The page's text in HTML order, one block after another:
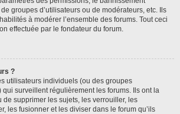
groupes d’utilisateurs ou de modérateurs, etc. Ils
à modérer l’ensemble des forums. Tout ceci
effectuée par le fondateur du forum.
?
utilisateurs individuels (ou des groupes
qui surveillent régulièrement les forums. Ils ont la
supprimer les sujets, les verrouiller, les
les fusionner et les diviser dans le forum qu’ils